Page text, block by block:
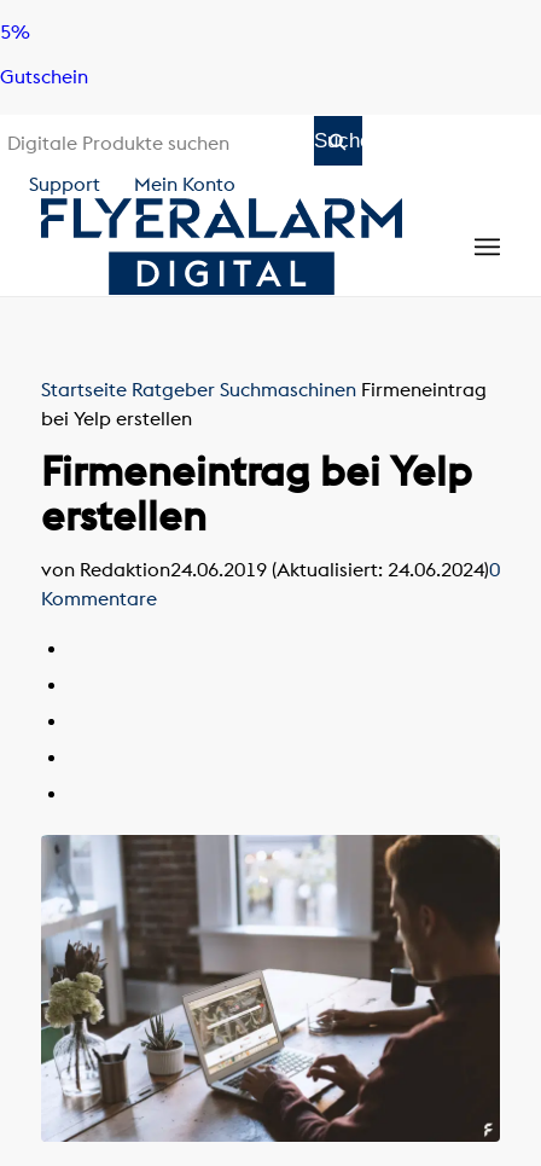
Skip
content
Skip
navigation
5%
Gutschein
Support Mein Konto
Startseite Ratgeber Suchmaschinen Firmeneintrag
bei Yelp erstellen
Firmeneintrag bei Yelp
erstellen
von Redaktion24.06.2019 (Aktualisiert: 24.06.2024)0
Kommentare